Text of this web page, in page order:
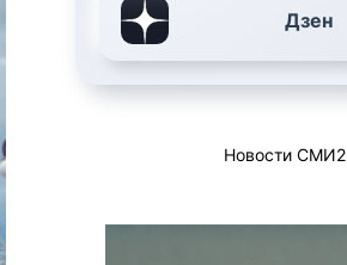
Дзен
Новости СМИ2